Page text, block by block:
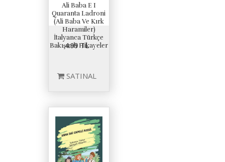
Ali Baba E I
Quaranta Ladroni
(Ali Baba Ve Kırk
Haramiler)
İtalyanca Türkçe
Bakışımlı Hikayeler
4.99 TL
SATINAL